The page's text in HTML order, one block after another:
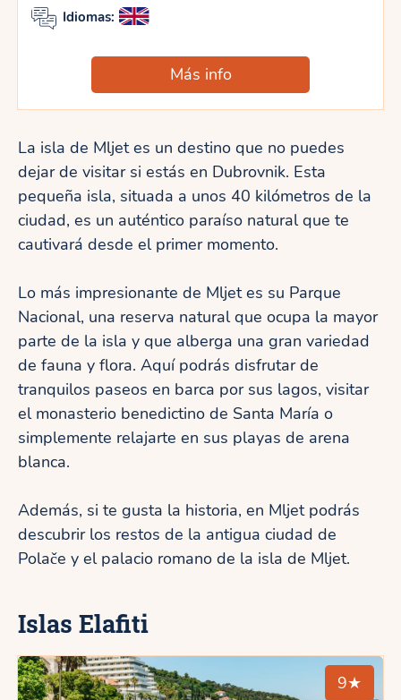
Idiomas:
Más info
La isla de Mljet es un destino que no puedes
dejar de visitar si estás en Dubrovnik. Esta
pequeña isla, situada a unos 40 kilómetros de la
ciudad, es un auténtico paraíso natural que te
cautivará desde el primer momento.
Lo más impresionante de Mljet es su Parque
Nacional, una reserva natural que ocupa la mayor
parte de la isla y que alberga una gran variedad
de fauna y flora. Aquí podrás disfrutar de
tranquilos paseos en barca por sus lagos, visitar
el monasterio benedictino de Santa María o
simplemente relajarte en sus playas de arena
blanca.
Además, si te gusta la historia, en Mljet podrás
descubrir los restos de la antigua ciudad de
Polače y el palacio romano de la isla de Mljet.
Islas Elafiti
9★